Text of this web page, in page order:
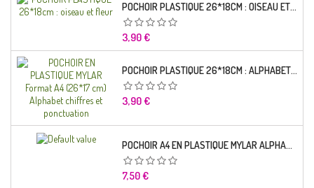
POCHOIR PLASTIQUE 26*18CM : OISEAU ET FLEUR
Prix
3,90 €
POCHOIR PLASTIQUE 26*18CM : ALPHABET (03)
Prix
3,90 €
POCHOIR A4 EN PLASTIQUE MYLAR ALPHABET LETTRE TYPO CHARLEMAGNE 28 MM
Prix
7,50 €